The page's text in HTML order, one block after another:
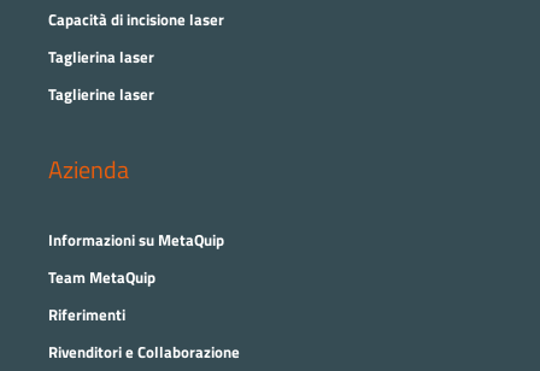
Capacità di incisione laser
Taglierina laser
Taglierine laser
Azienda
Informazioni su MetaQuip
Team MetaQuip
Riferimenti
Rivenditori e Collaborazione